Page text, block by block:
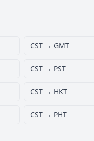
CST → GMT
CST → PST
CST → HKT
CST → PHT